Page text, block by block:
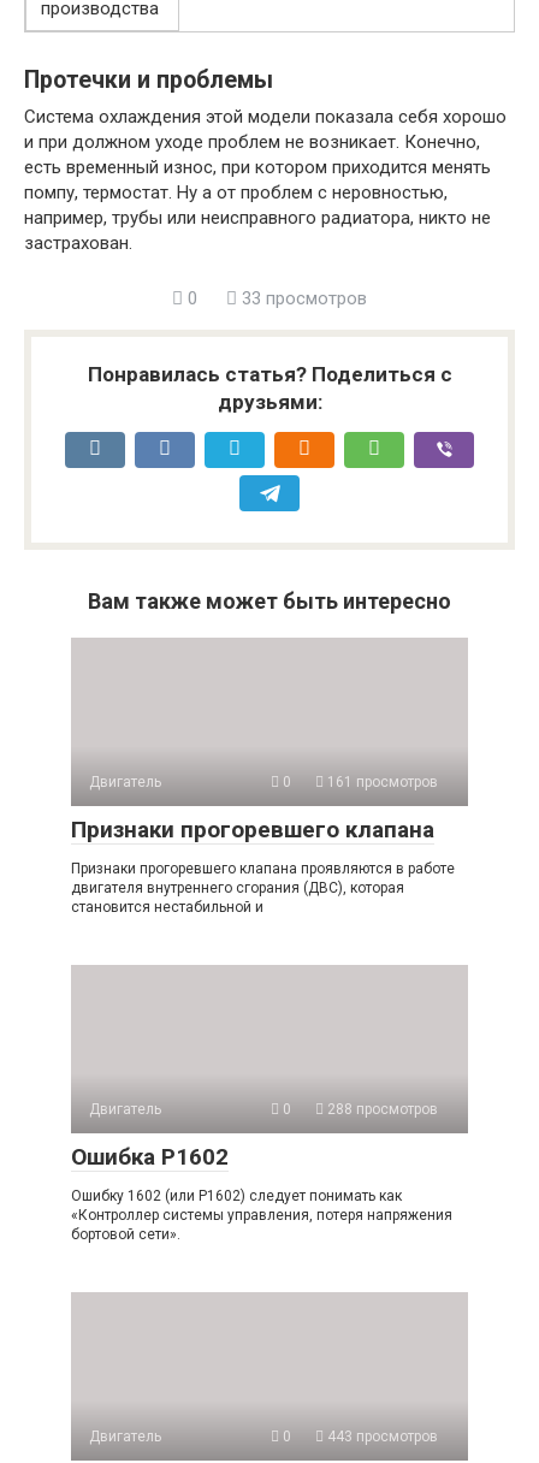
производства
Протечки и проблемы
Система охлаждения этой модели показала себя хорошо
и при должном уходе проблем не возникает. Конечно,
есть временный износ, при котором приходится менять
помпу, термостат. Ну а от проблем с неровностью,
например, трубы или неисправного радиатора, никто не
застрахован.
0 33 просмотров
Понравилась статья? Поделиться с
друзьями:
Вам также может быть интересно
Двигатель 0 161 просмотров
Признаки прогоревшего клапана
Признаки прогоревшего клапана проявляются в работе
двигателя внутреннего сгорания (ДВС), которая
становится нестабильной и
Двигатель 0 288 просмотров
Ошибка P1602
Ошибку 1602 (или P1602) следует понимать как
«Контроллер системы управления, потеря напряжения
бортовой сети».
Двигатель 0 443 просмотров